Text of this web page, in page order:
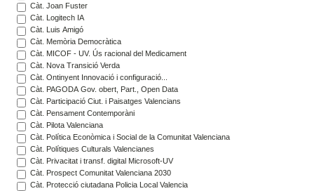
Càt. Joan Fuster
Càt. Logitech IA
Càt. Luis Amigó
Càt. Memòria Democràtica
Càt. MICOF - UV. Ús racional del Medicament
Càt. Nova Transició Verda
Càt. Ontinyent Innovació i configuració...
Càt. PAGODA Gov. obert, Part., Open Data
Càt. Participació Ciut. i Paisatges Valencians
Càt. Pensament Contemporàni
Càt. Pilota Valenciana
Càt. Política Econòmica i Social de la Comunitat Valenciana
Càt. Polítiques Culturals Valencianes
Càt. Privacitat i transf. digital Microsoft-UV
Càt. Prospect Comunitat Valenciana 2030
Càt. Protecció ciutadana Policia Local Valencia